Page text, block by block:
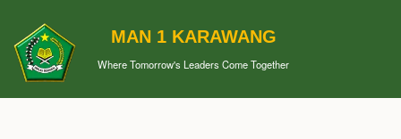
MAN 1 KARAWANG
Where Tomorrow's Leaders Come Together